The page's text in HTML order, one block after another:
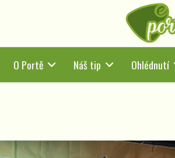
HomeO Portě Náš tip Ohlédnutí